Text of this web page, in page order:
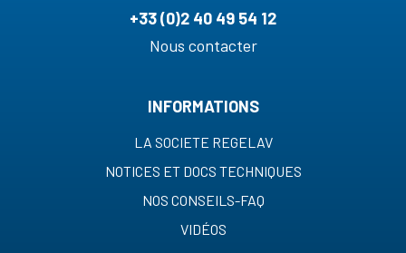
+33 (0)2 40 49 54 12
Nous contacter
INFORMATIONS
LA SOCIETE REGELAV
NOTICES ET DOCS TECHNIQUES
NOS CONSEILS-FAQ
VIDÉOS